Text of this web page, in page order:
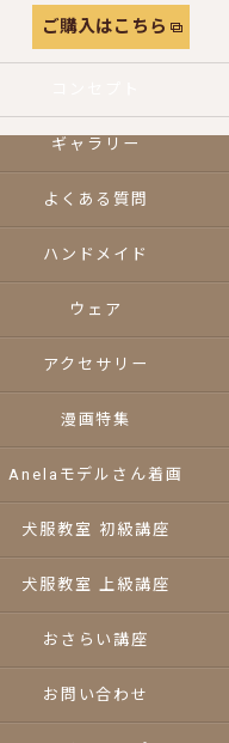
ご購入はこちら
ギャラリー
よくある質問
ハンドメイド
ウェア
アクセサリー
漫画特集
Anelaモデルさん着画
犬服教室 初級講座
犬服教室 上級講座
おさらい講座
お問い合わせ